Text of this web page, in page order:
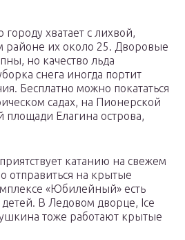
городу хватает с лихвой,
районе их около 25. Дворовые
но качество льда
снега иногда портит
Бесплатно можно покататься
садах, на Пионерской
Елагина острова,
катанию на свежем
отправиться на крытые
«Юбилейный» есть
В Ледовом дворце, Ice
тоже работают крытые